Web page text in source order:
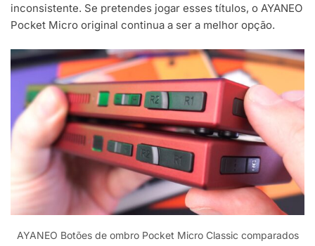
inconsistente. Se pretendes jogar esses títulos, o AYANEO
Pocket Micro original continua a ser a melhor opção.
AYANEO Botões de ombro Pocket Micro Classic comparados